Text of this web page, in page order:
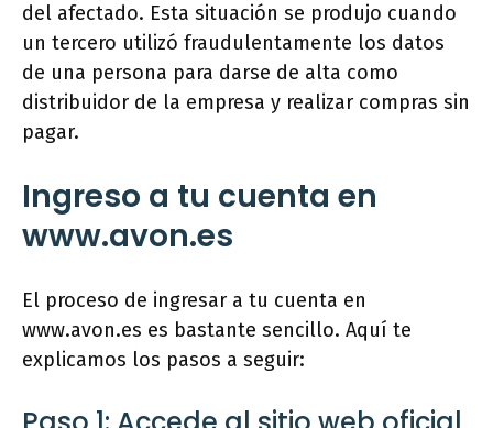
del afectado. Esta situación se produjo cuando
un tercero utilizó fraudulentamente los datos
de una persona para darse de alta como
distribuidor de la empresa y realizar compras sin
pagar.
Ingreso a tu cuenta en
www.avon.es
El proceso de ingresar a tu cuenta en
www.avon.es es bastante sencillo. Aquí te
explicamos los pasos a seguir: